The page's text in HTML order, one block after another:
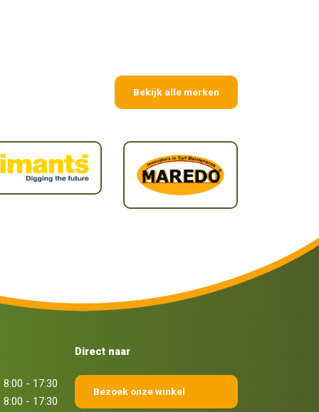
Bekijk alle merken
8:00 - 17:30
8:00 - 17:30
Direct naar
Bezoek onze winkel